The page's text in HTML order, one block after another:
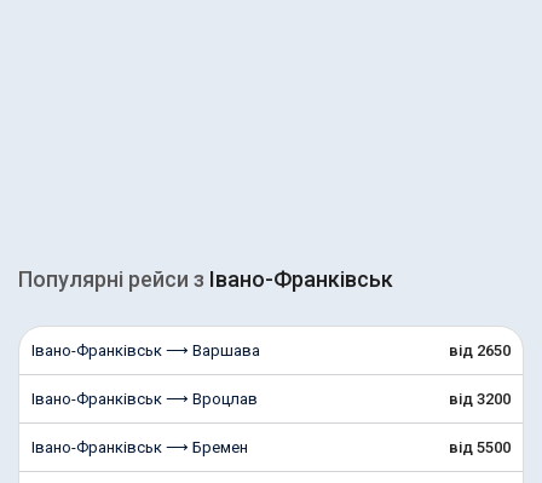
Популярні рейcи з Івано-Франківськ
Івано-Франківськ ⟶ Варшава від 2650
Івано-Франківськ ⟶ Вроцлав від 3200
Івано-Франківськ ⟶ Бремен від 5500